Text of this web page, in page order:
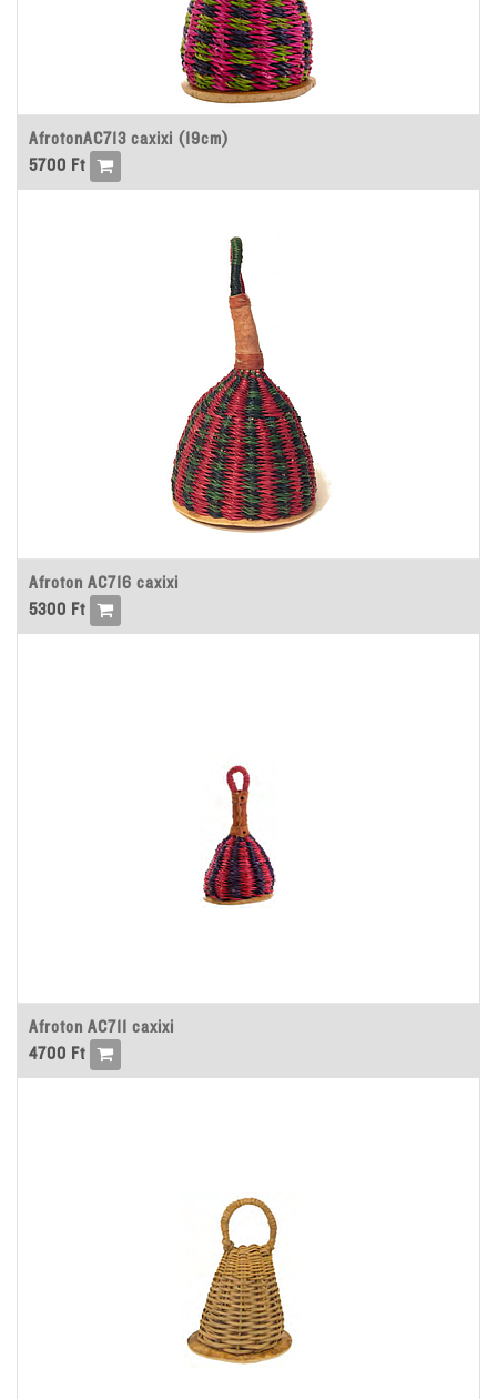
AfrotonAC713 caxixi (19cm)
5700 Ft
Afroton AC716 caxixi
5300 Ft
Afroton AC711 caxixi
4700 Ft